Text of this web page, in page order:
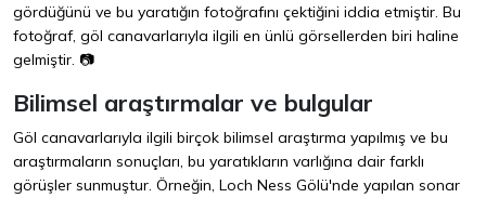
gördüğünü ve bu yaratığın fotoğrafını çektiğini iddia etmiştir. Bu
fotoğraf, göl canavarlarıyla ilgili en ünlü görsellerden biri haline
gelmiştir. 📷
Bilimsel araştırmalar ve bulgular
Göl canavarlarıyla ilgili birçok bilimsel araştırma yapılmış ve bu
araştırmaların sonuçları, bu yaratıkların varlığına dair farklı
görüşler sunmuştur. Örneğin, Loch Ness Gölü'nde yapılan sonar